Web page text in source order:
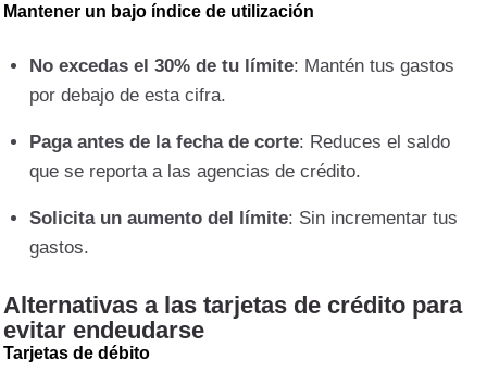
Mantener un bajo índice de utilización
No excedas el 30% de tu límite: Mantén tus gastos
por debajo de esta cifra.
Paga antes de la fecha de corte: Reduces el saldo
que se reporta a las agencias de crédito.
Solicita un aumento del límite: Sin incrementar tus
gastos.
Alternativas a las tarjetas de crédito para
evitar endeudarse
Tarjetas de débito